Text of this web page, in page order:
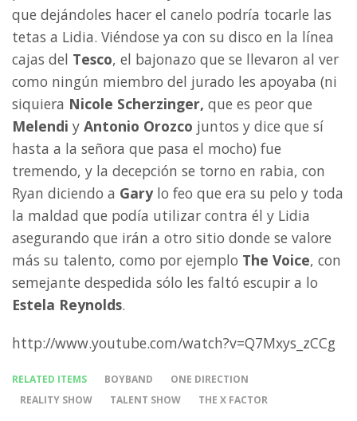
que dejándoles hacer el canelo podría tocarle las
tetas a Lidia. Viéndose ya con su disco en la línea
cajas del Tesco, el bajonazo que se llevaron al ver
como ningún miembro del jurado les apoyaba (ni
siquiera Nicole Scherzinger, que es peor que
Melendi y Antonio Orozco juntos y dice que sí
hasta a la señora que pasa el mocho) fue
tremendo, y la decepción se torno en rabia, con
Ryan diciendo a Garylo feo que era su pelo y toda
la maldad que podía utilizar contra él y Lidia
asegurando que irán a otro sitio donde se valore
más su talento, como por ejemplo The Voice, con
semejante despedida sólo les faltó escupir a lo
Estela Reynolds.
http://www.youtube.com/watch?v=Q7Mxys_zCCg
RELATED ITEMS BOYBAND
ONE DIRECTION
REALITY SHOW
TALENT SHOW THE X FACTOR